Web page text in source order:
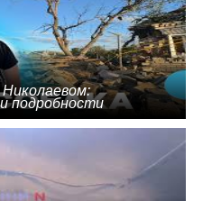
Николаевом:
подробности